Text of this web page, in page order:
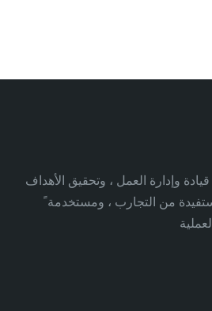
وإدارة العمل ، وتحقيق الأهداف
من التجارب ، ومستخدمة